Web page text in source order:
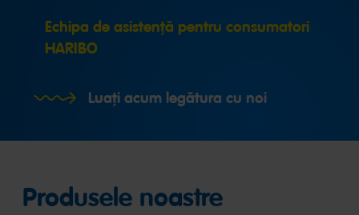
Echipa de asistență pentru consumatori
HARIBO
Luați acum legătura cu noi
Produsele noastre